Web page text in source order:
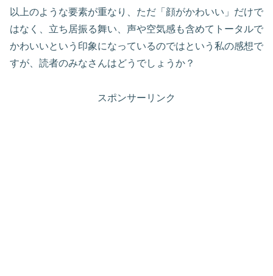
以上のような要素が重なり、ただ「顔がかわいい」だけで
はなく、立ち居振る舞い、声や空気感も含めてトータルで
かわいいという印象になっているのではという私の感想で
すが、読者のみなさんはどうでしょうか？
スポンサーリンク